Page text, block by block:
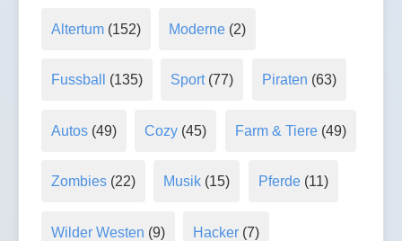
Altertum(152) Moderne (2)
Fussball (135) Sport(77) Piraten (63)
Autos(49) Cozy (45) Farm & Tiere(49)
Zombies(22) Musik (15) Pferde(11)
Wilder Westen (9) Hacker (7)